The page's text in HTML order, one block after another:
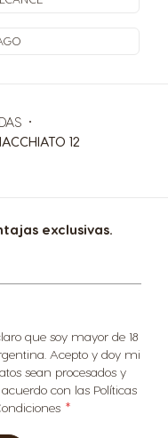
exclusivas.
que soy mayor de 18
Acepto y doy mi
sean procesados y
con las Políticas
12